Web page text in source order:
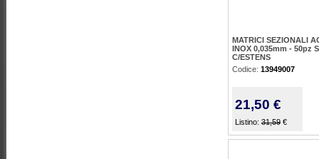
MATRICI SEZIONALI
INOX 0,035mm - 50pz
C/ESTENS
Codice: 13949007
21,50 €
Listino: 31,59 €